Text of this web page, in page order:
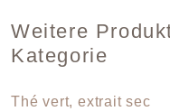
Weitere
Kategorie
Thé vert, extrait sec